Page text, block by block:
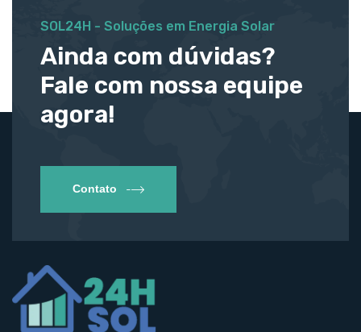
SOL24H - Soluções em Energia Solar
Ainda com dúvidas?
Fale com nossa equipe
agora!
Contato